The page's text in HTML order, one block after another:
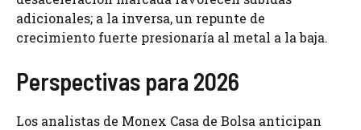
adicionales; a la inversa, un repunte de
crecimiento fuerte presionaría al metal a la baja.
Perspectivas para 2026
Los analistas de Monex Casa de Bolsa anticipan